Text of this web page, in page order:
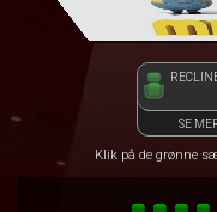
SE
Klik på de grønne